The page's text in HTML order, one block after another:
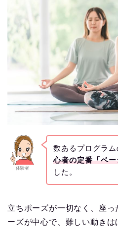
体験者
数あるプログラ
心者の定番「ベ
した。
立ちポーズが一切なく、座
ーズが中心で、難しい動きは